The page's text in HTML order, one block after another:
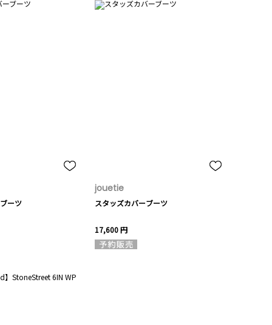
ーツ
jouetie
スタッズカバーブーツ
17,600 円